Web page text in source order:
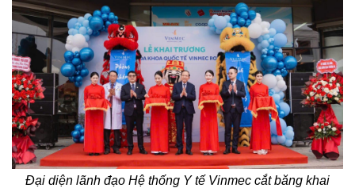
Đại diện lãnh đạo Hệ thống Y tế Vinmec cắt băng khai